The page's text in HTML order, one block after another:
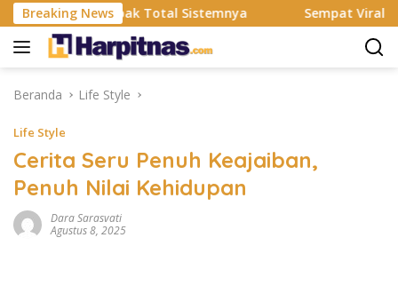
Langsung
ke
konten
Breaking News
Resmi Rombak Total Sistemnya Sempat Viral Gaya
Beranda Life Style
Life Style
Cerita Seru Penuh Keajaiban,
Penuh Nilai Kehidupan
Dara Sarasvati
Agustus 8, 2025